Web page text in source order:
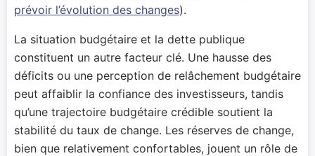
prévoir l’évolution des changes).
La situation budgétaire et la dette publique
constituent un autre facteur clé. Une hausse des
déficits ou une perception de relâchement budgétaire
peut affaiblir la confiance des investisseurs, tandis
qu’une trajectoire budgétaire crédible soutient la
stabilité du taux de change. Les réserves de change,
bien que relativement confortables, jouent un rôle de